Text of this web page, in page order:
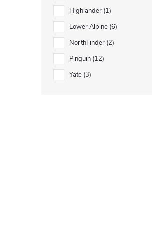
Highlander 1
Lower Alpine 6
NorthFinder 2
Pinguin 12
Yate 3